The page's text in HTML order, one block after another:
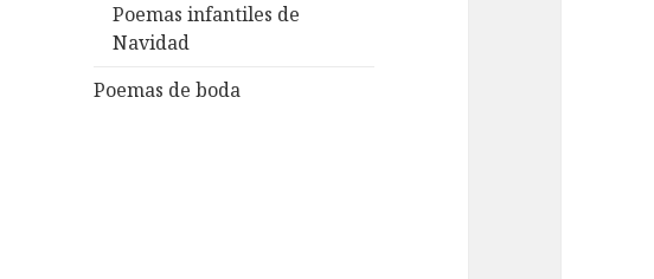
Poemas infantiles de
Navidad
Poemas de boda